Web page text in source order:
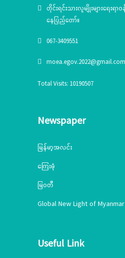
တိုင်းရင်းသားလူမျိုးများရေးရာ
နေပြည်တော်။
067-3409551
moea.egov.2022@gmail.com
Total Visits: 10190507
Newspaper
မြန်မာ့အလင်း
ကြေးမုံ
မြဝတီ
Global New Light of Myanmar
Useful Link